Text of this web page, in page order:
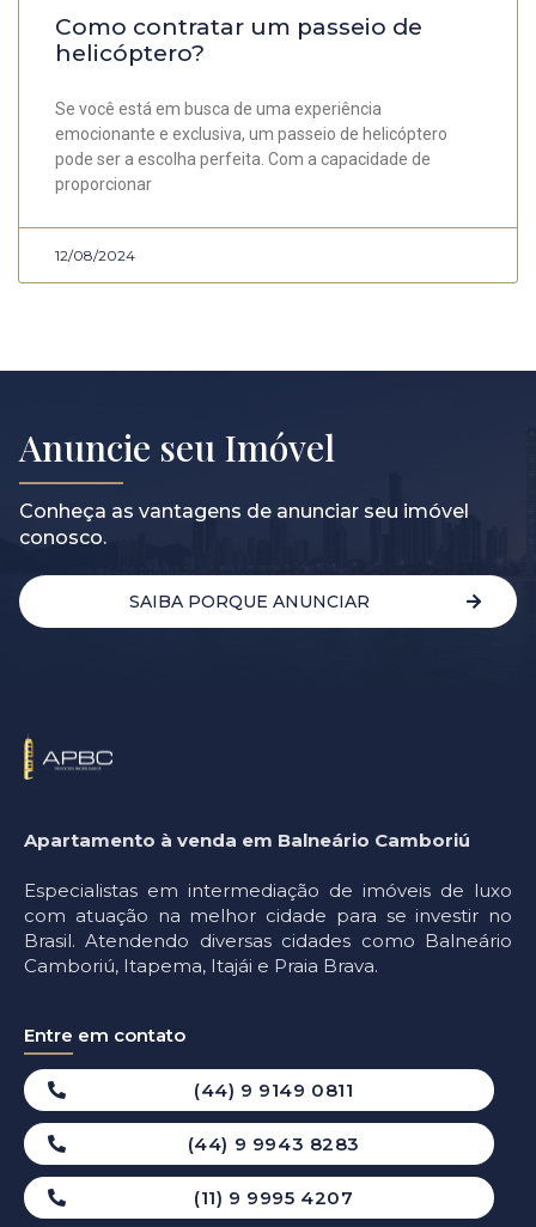
Como contratar um passeio de
helicóptero?
Se você está em busca de uma experiência
emocionante e exclusiva, um passeio de helicóptero
pode ser a escolha perfeita. Com a capacidade de
proporcionar
12/08/2024
Anuncie seu Imóvel
Conheça as vantagens de anunciar seu imóvel
conosco.
SAIBA PORQUE ANUNCIAR
Apartamento à venda em Balneário Camboriú
Especialistas em intermediação de imóveis de luxo
com atuação na melhor cidade para se investir no
Brasil. Atendendo diversas cidades como Balneário
Camboriú, Itapema, Itajái e Praia Brava.
Entre em contato
(44) 9 9149 0811
(44) 9 9943 8283
(11) 9 9995 4207